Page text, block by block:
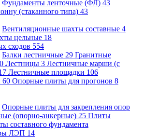
Фундаменты ленточные (ФЛ) 43
(стаканного типа) 43
Вентиляционные шахты составные 4
цельные 18
сходов 554
Балки лестничные 29 Гранитные
Лестницы 3 Лестничные марши (с
Лестничные площадки 106
60 Опорные плиты для прогонов 8
Опорные плиты для закрепления опор
(опорно-анкерные) 25 Плиты
составного фундамента
ЛЭП 14